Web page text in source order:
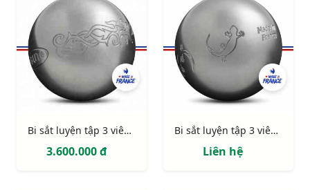
Bi sắt luyện tập 3 viên Obut Tatou
3.600.000 đ
Bi sắt luyện tập 3 viên Obut Salaman
Liên hệ